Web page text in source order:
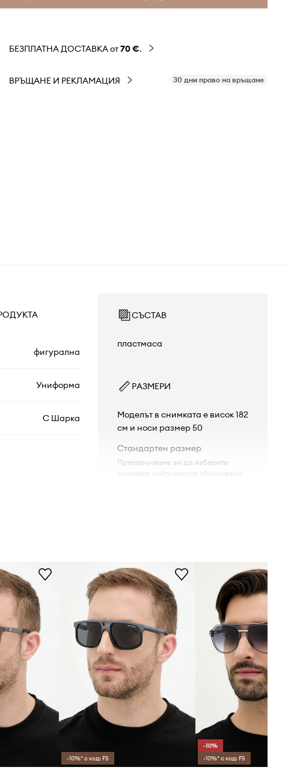
БЕЗПЛАТНА ДОСТАВКА от70 €.
ВРЪЩАНЕ И РЕКЛАМАЦИЯ 30 дни право на връщане
фигурална
Униформа
С Шарка
Gucci
СЪСТАВ
пластмаса
РАЗМЕРИ
Моделът в снимката е висок 182
см и носи размер 50
Стандартен размер
Препоръчваме ви да изберете
размера, който носите обикновено.
-10%* с код: FS
-10%
-10%* с код: FS